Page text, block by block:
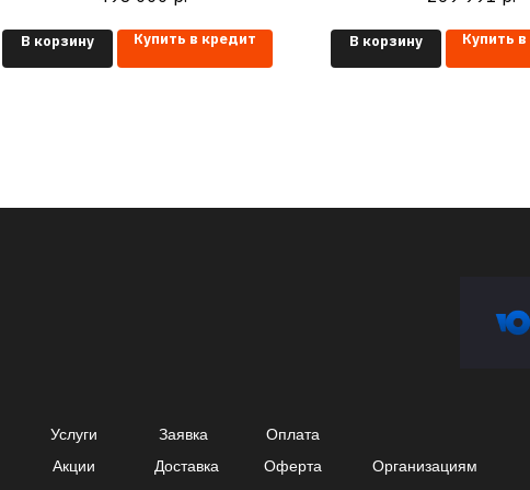
- 1200 мм)
В корзину Купить в кредит В корзину Купить
Услуги Заявка
Оплата
Акции
Доставка Оферта Организациям